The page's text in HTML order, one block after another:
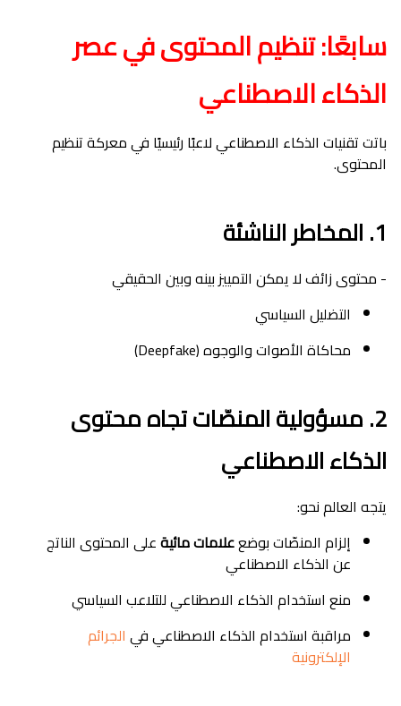
سابعًا: تنظيم المحتوى في عصر
الذكاء الاصطناعي
باتت تقنيات الذكاء الاصطناعي لاعبًا رئيسيًا في معركة تنظيم
المحتوى.
1. المخاطر الناشئة
- محتوى زائف لا يمكن التمييز بينه وبين الحقيقي
التضليل السياسي
محاكاة الأصوات والوجوه (Deepfake)
2. مسؤولية المنصّات تجاه محتوى
الذكاء الاصطناعي
يتجه العالم نحو:
إلزام المنصّات بوضععلامات مائيةعلى المحتوى الناتج
عن الذكاء الاصطناعي
منع استخدام الذكاء الاصطناعي للتلاعب السياسي
مراقبة استخدام الذكاء الاصطناعي في الجرائم
الإلكترونية